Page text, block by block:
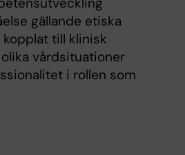
gällande etiska
till klinisk
vårdsituationer
i rollen som